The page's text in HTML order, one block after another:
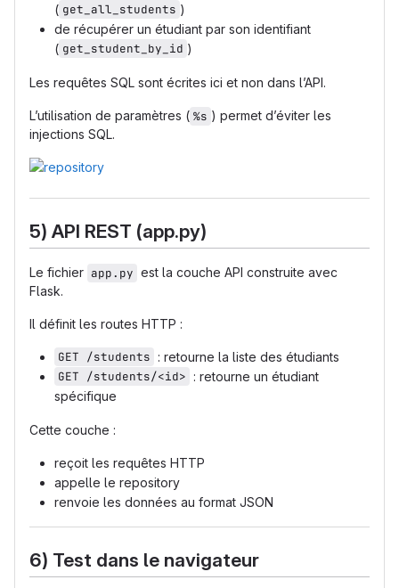
( get_all_students )
de récupérer un étudiant par son identifiant
( get_student_by_id )
Les requêtes SQL sont écrites ici et non dans l’API.
L’utilisation de paramètres ( %s ) permet d’éviter les
injections SQL.
5) API REST (app.py)
Le fichier app.py est la couche API construite avec
Flask.
Il définit les routes HTTP :
GET /students : retourne la liste des étudiants
GET /students/<id> : retourne un étudiant
spécifique
Cette couche :
reçoit les requêtes HTTP
appelle le repository
renvoie les données au format JSON
6) Test dans le navigateur